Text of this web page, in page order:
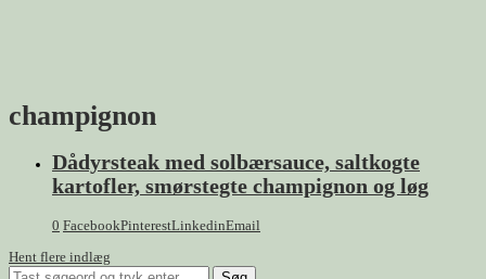
champignon
Dådyrsteak med solbærsauce, saltkogte
kartofler, smørstegte champignon og løg
0 FacebookPinterestLinkedinEmail
Hent flere indlæg